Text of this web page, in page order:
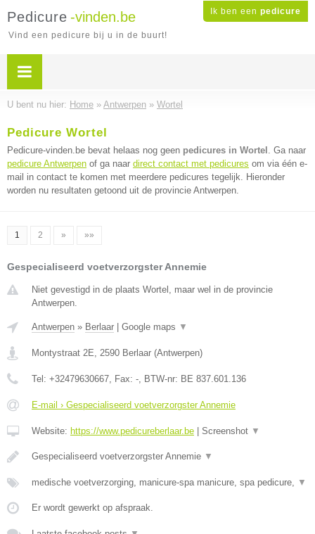
Ik ben een pedicure
Pedicure -vinden.be
Vind een pedicure bij u in de buurt!
U bent nu hier: Home » Antwerpen » Wortel
Pedicure Wortel
Pedicure-vinden.be bevat helaas nog geen pedicures in Wortel . Ga naar
pedicure Antwerpen of ga naar direct contact met pedicures om via één e-
mail in contact te komen met meerdere pedicures tegelijk. Hieronder
worden nu resultaten getoond uit de provincie Antwerpen.
1 2 » »»
Gespecialiseerd voetverzorgster Annemie
Niet gevestigd in de plaats Wortel, maar wel in de provincie
Antwerpen.
Antwerpen » Berlaar Google maps ▼
Montystraat 2E, 2590 Berlaar (Antwerpen)
Tel: +32479630667, Fax: -, BTW-nr: BE 837.601.136
E-mail › Gespecialiseerd voetverzorgster Annemie
Website: https://www.pedicureberlaar.be Screenshot ▼
Gespecialiseerd voetverzorgster Annemie ▼
medische voetverzorging, manicure-spa manicure, spa pedicure, ▼
Er wordt gewerkt op afspraak.